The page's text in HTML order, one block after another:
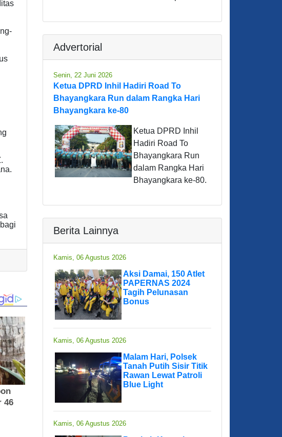
Advertorial
Senin, 22 Juni 2026
Ketua DPRD Inhil Hadiri Road To
Bhayangkara Run dalam Rangka Hari
Bhayangkara ke-80
Ketua DPRD Inhil
Hadiri Road To
Bhayangkara Run
dalam Rangka Hari
Bhayangkara ke-80.
Berita Lainnya
Kamis, 06 Agustus 2026
Aksi Damai, 150 Atlet
PAPERNAS 2024
Tagih Pelunasan
Bonus
Kamis, 06 Agustus 2026
Malam Hari, Polsek
Tanah Putih Sisir Titik
Rawan Lewat Patroli
Blue Light
Kamis, 06 Agustus 2026